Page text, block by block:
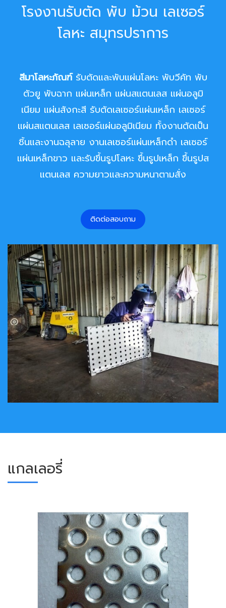
โรงงานรับตัด พับ ม้วน เลเซอร์
โลหะ สมุทรปราการ
สีมาโลหะภัณฑ์รับตัดและพับแผ่นโลหะ พับวีคัท พับ
ตัวยู พับฉาก แผ่นเหล็ก แผ่นสแตนเลส แผ่นอลูมิ
เนียม แผ่นสังกะสี รับตัดเลเซอร์แผ่นเหล็ก เลเซอร์
แผ่นสแตนเลส เลเซอร์แผ่นอลูมิเนียม ทั้งงานตัดเป็น
ชิ้นและงานฉลุลาย งานเลเซอร์แผ่นเหล็กดำ เลเซอร์
แผ่นเหล็กขาว และรับขึ้นรูปโลหะ ขึ้นรูปเหล็ก ขึ้นรูปส
แตนเลส ความยาวและความหนาตามสั่ง
ติดต่อสอบถาม
แกลเลอรี่